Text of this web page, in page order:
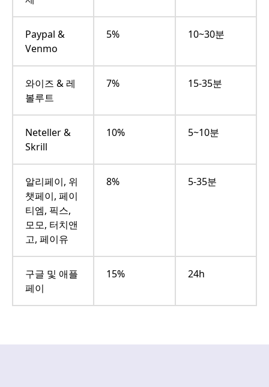
Paypal &
Venmo
5% 10~30분
와이즈 & 레
볼루트
7% 15-35분
Neteller &
Skrill
10% 5~10분
알리페이, 위
챗페이, 페이
티엠, 픽스,
모모, 터치앤
고, 페이유
8% 5-35분
구글 및 애플
페이
15% 24h